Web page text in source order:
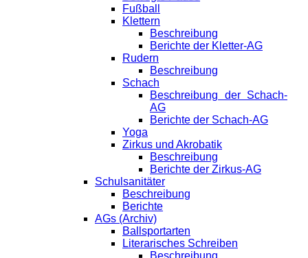
Fußball
Klettern
Beschreibung
Berichte der Kletter-AG
Rudern
Beschreibung
Schach
Beschreibung der Schach-
AG
Berichte der Schach-AG
Yoga
Zirkus und Akrobatik
Beschreibung
Berichte der Zirkus-AG
Schulsanitäter
Beschreibung
Berichte
AGs (Archiv)
Ballsportarten
Literarisches Schreiben
Beschreibung